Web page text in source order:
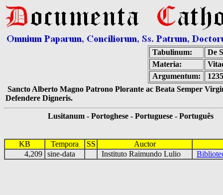
Tabulinum:
De
Materia:
Argumentum:
Sancto Alberto Magno Patrono Plorante ac Beata Semper
Defendere Digneris.
Lusitanum - Portoghese - Portuguese - Português
KB Tempora SS
Auctor
4,209 sine-data Instituto Raimundo Lulio